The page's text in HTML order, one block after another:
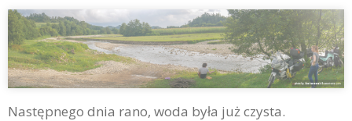
Następnego dnia rano, woda była już czysta.